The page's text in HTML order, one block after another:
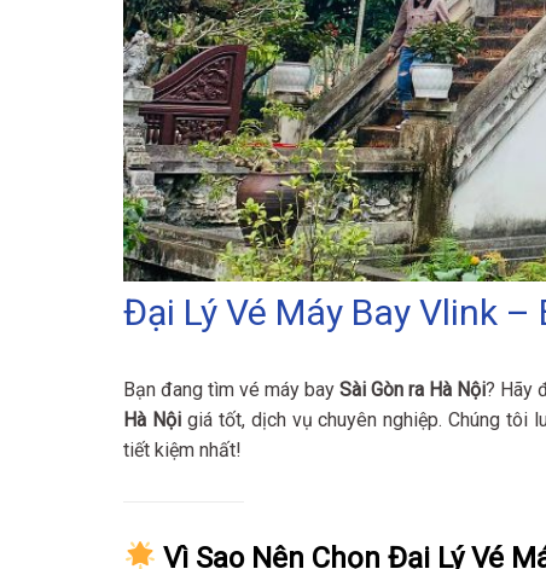
Đại Lý Vé Máy Bay Vlink –
Bạn đang tìm vé máy bay Sài Gòn ra Hà Nội? Hãy
Hà Nộigiá tốt, dịch vụ chuyên nghiệp. Chúng tôi
tiết kiệm nhất!
Vì Sao Nên Chọn Đại Lý Vé